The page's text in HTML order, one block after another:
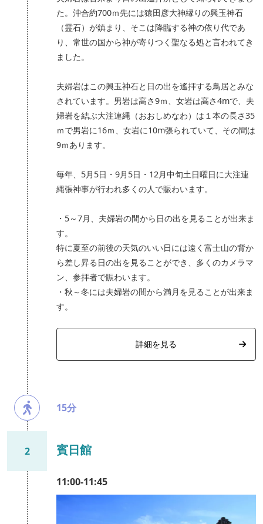
た。沖合約700ｍ先には猿田彦大神縁りの興玉神石
（霊石）が鎮まり、そこは降臨する神の依り代であ
り、常世の国から神が寄りつく聖なる処と言われてき
ました。
夫婦岩はこの興玉神石と日の出を遙拝する鳥居とみな
されています。男岩は高さ9ｍ、女岩は高さ4mで、夫
婦岩を結ぶ大注連縄（おおしめなわ）は１本の長さ35
ｍで男岩に16ｍ、女岩に10m張られていて、その間は
9ｍあります。
毎年、5月5日・9月5日・12月中旬土日曜日に大注連
縄張神事が行われ多くの人で賑わいます。
・5～7月、夫婦岩の間から日の出を見ることが出来ま
す。
特に夏至の前後の天気のいい日には遠く富士山の背か
ら差し昇る日の出を見ることができ、多くのカメラマ
ン、参拝者で賑わいます。
・秋～冬には夫婦岩の間から満月を見ることが出来ま
す。
詳細を見る
15分
2 賓日館
11:00-11:45